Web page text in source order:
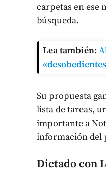
carpetas en ese
búsqueda.
Lea también:
Su propuesta
lista de tareas,
importante a
información del
Dictado con